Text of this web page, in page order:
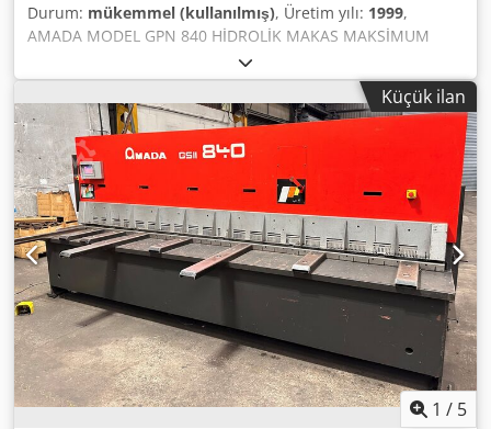
Durum: mükemmel (kullanılmış), Üretim yılı: 1999,
AMADA MODEL GPN 840 HİDROLİK MAKAS MAKSİMUM
KESME UZUNLUĞU 4000 mm MAKSİMUM KALINLIK M.S. 45
kg/mm/2 8 mm Dcedotrkmnopfx Aikek MAKSİMUM
KALINLIK S.S. 60/kg/mm2 6 mm BAŞINA ÇUBUK MIN 10 - 35
ARKA ÖLÇÜ ARALIĞI 10 - 1000 mm MOTOR BOYUTU 15 KW
MAKİNE AĞIRLIĞI 10100 kg STANDART EKİPMAN
PROGRAMLANABILIR MOTORLU ARKA GÖSTERGE 1,5
METRE YAN GÖSTERGE 1,5 METRE ÖN DESTEK GÖLGE ÇIZGI
IŞIK OTOMATIK HIDROLIK TUTMA KELEPÇELERI MERKEZİ
YAĞLAMA FOOTSWITCH GÖLGE IŞIK HUZMESI DÖNGÜ
SAYACI ARKA GÖSTERGEDE OTOMATIK KESME KONTAKLARI
BIÇAK BOŞLUĞU VE TIRMIK AÇISI AYARI ÖN ÇEVIRME
STOPLARI BIR BIÇAK SETI 4 KESICI KENAR AYARLANABILIR
STROK ÇALIŞMA ŞUTU SAAT SAYACI OTOMATİK TEŞHİS
Küçük ilan
1 / 5